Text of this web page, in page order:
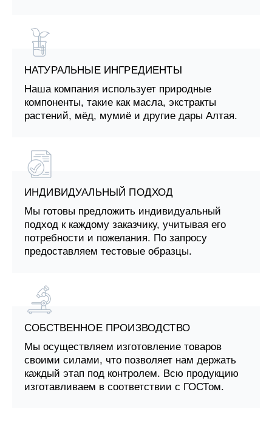
НАТУРАЛЬНЫЕ ИНГРЕДИЕНТЫ
Наша компания использует природные
компоненты, такие как масла, экстракты
растений, мёд, мумиё и другие дары Алтая.
ИНДИВИДУАЛЬНЫЙ ПОДХОД
Мы готовы предложить индивидуальный
подход к каждому заказчику, учитывая его
потребности и пожелания. По запросу
предоставляем тестовые образцы.
СОБСТВЕННОЕ ПРОИЗВОДСТВО
Мы осуществляем изготовление товаров
своими силами, что позволяет нам держать
каждый этап под контролем. Всю продукцию
изготавливаем в соответствии с ГОСТом.